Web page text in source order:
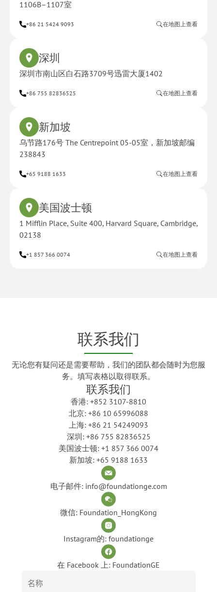
1106B–1107室
+86 21 5424 9093 在地图上查看
深圳
深圳市南山区白石路3709号迅雷大厦1402
+86 755 82836525 在地图上查看
新加坡
乌节路176号 The Centrepoint 05-05室，新加坡邮编
238843
+65 9188 1633 在地图上查看
美国波士顿
1 Mifflin Place, Suite 400, Harvard Square, Cambridge,
02138
+1 857 366 0074 在地图上查看
联系我们
无论您有疑问还是需要帮助，我们的团队都会随时为您服
务。填写表格以取得联系。
联系我们
香港: +852 3107-8810
北京: +86 10 65996088
上海: +86 21 54249093
深圳: +86 755 82836525
美国波士顿: +1 857 366 0074
新加坡: +65 9188 1633
电子邮件: info@foundationge.com
微信: Foundation_HongKong
Instagram的: foundationge
在 Facebook 上: FoundationGE